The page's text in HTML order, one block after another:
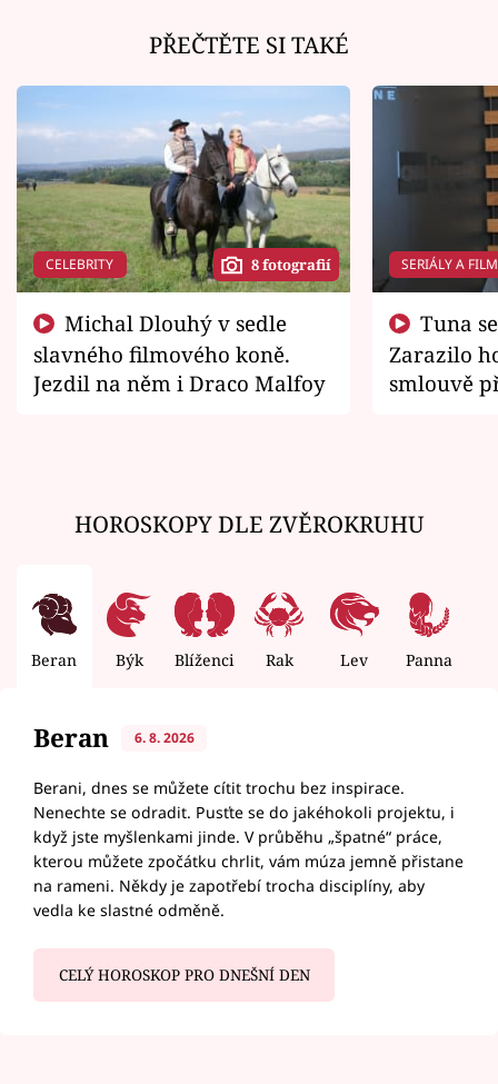
PŘEČTĚTE SI TAKÉ
CELEBRITY 8 fotografií
slavného filmového koně.
Jezdil na něm i Draco Malfoy
SERIÁLY A
Zarazilo
smlouvě
HOROSKOPY DLE ZVĚROKRUHU
Beran Býk Blíženci Rak Lev Panna
Beran 6. 8. 2026
Berani, dnes se můžete cítit trochu bez inspirace.
Nenechte se odradit. Pusťte se do jakéhokoli projektu, i
když jste myšlenkami jinde. V průběhu „špatné“ práce,
kterou můžete zpočátku chrlit, vám múza jemně přistane
na rameni. Někdy je zapotřebí trocha disciplíny, aby
vedla ke slastné odměně.
CELÝ HOROSKOP PRO DNEŠNÍ DEN